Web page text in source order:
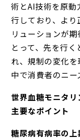
術とAI技術を原
行しており、よ
リューションが
とって、先を行
れ、規制の変化
中で消費者のニー
世界血糖モニタ
主要なポイント
糖尿病有病率の